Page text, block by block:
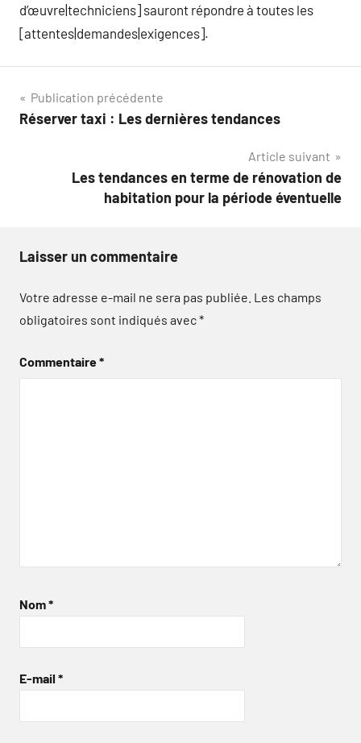
d’œuvre|techniciens] sauront répondre à toutes les
[attentes|demandes|exigences].
Navigation
de
Publication précédente
Réserver taxi : Les dernières tendances
Article suivant
Les tendances en terme de rénovation de
habitation pour la période éventuelle
Laisser un commentaire
Votre adresse e-mail ne sera pas publiée. Les champs
obligatoires sont indiqués avec*
Commentaire*
Nom*
E-mail *